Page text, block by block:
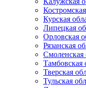
Курская
Липецкая
Орловская
Рязанская
Смоленская
Тамбовская
Тверская
Тульская